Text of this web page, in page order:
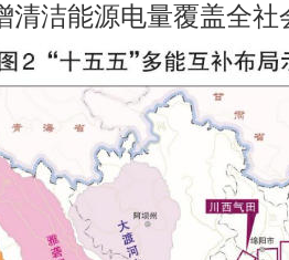
清洁能源电量覆盖全社